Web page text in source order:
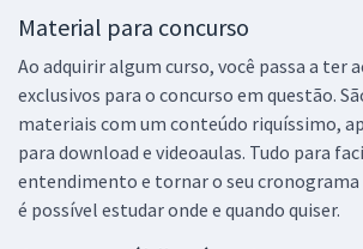
Material para concurso
Ao adquirir algum curso, você passa a ter
exclusivos para o concurso em questão.
materiais com um conteúdo riquíssimo,
para download e videoaulas. Tudo para
entendimento e tornar o seu
é possível estudar onde e quando quiser.